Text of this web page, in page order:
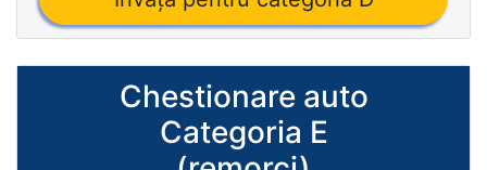
Chestionare auto
Categoria E